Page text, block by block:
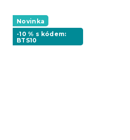
Novinka
-10 % s kódem:
BTS10